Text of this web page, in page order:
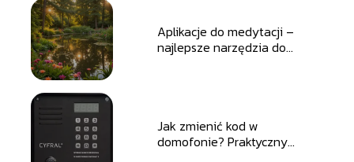
Aplikacje do medytacji –
najlepsze narzędzia do
Jak zmienić kod w
domofonie? Praktyczny